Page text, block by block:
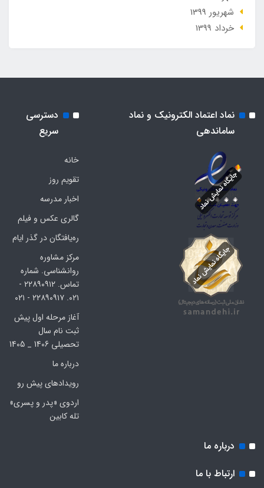
شهریور 1399
خرداد 1399
نماد اعتماد الکترونیک و نماد
ساماندهی
دسترسی
سریع
خانه
تقویم روز
اخبار مدرسه
گالری عکس و فیلم
ره‌یافتگان در گذر ایام
مرکز مشاوره
روانشناسی. شماره
تماس. ۲۲۸۹۰۹۱۲ -
۰۲۱. ۲۲۸۹۰۹۱۷ - ۰۲۱
آغاز مرحله اول پیش
ثبت نام سال
تحصیلی 1406 _ 1405
درباره ما
رویدادهای پیش رو
اردوی «پدر و پسری»
تله کابین
درباره ما
ارتباط با ما